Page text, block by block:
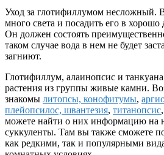
Уход за глотифиллумом несложный.
много света и посадить его в
Он должен состоять
таком случае вода в нем не будет
загниют.
Глотифиллум, алаинопсис и
растения из группы живые камни.
знакомы литопсы, конофитумы,
плейопсилос, швантезия, титанопсис,
можете найти о них информацию на
суккуленты. Там вы также сможете
как редкими, так и популярными